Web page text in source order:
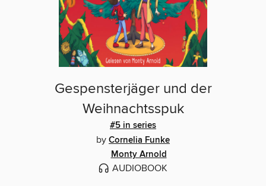
Gespensterjäger und der
Weihnachtsspuk
#5 in series
by Cornelia Funke
Monty Arnold
AUDIOBOOK